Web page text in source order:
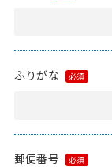
ふりがな
郵便番号